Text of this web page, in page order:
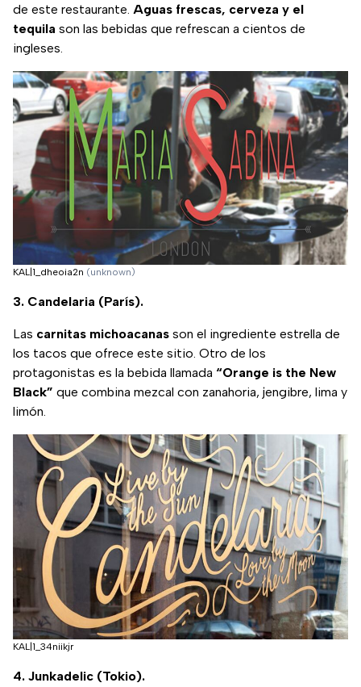
de este restaurante. Aguas frescas, cerveza y el
tequila son las bebidas que refrescan a cientos de
ingleses.
KAL|1_dheoia2n (unknown)
3. Candelaria (París).
Las carnitas michoacanas son el ingrediente estrella de
los tacos que ofrece este sitio. Otro de los
protagonistas es la bebida llamada “Orange is the New
Black” que combina mezcal con zanahoria, jengibre, lima y
limón.
KAL|1_34niikjr
4. Junkadelic (Tokio).